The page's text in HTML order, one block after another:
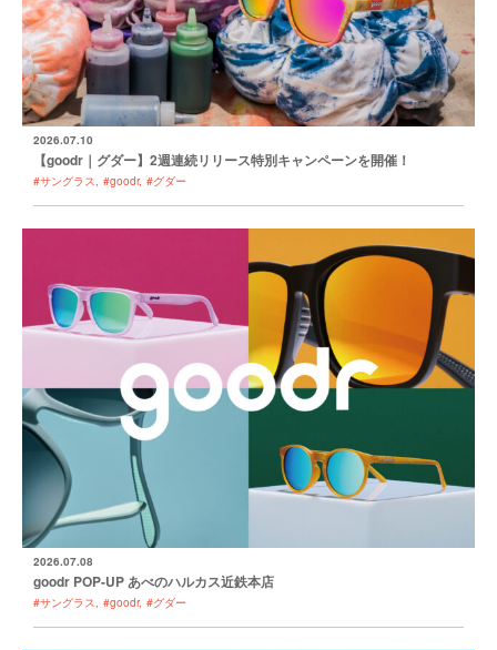
2026.07.10
【goodr｜グダー】2週連続リリース特別キャンペーンを開催！
#サングラス #goodr #グダー
2026.07.08
goodr POP-UP あべのハルカス近鉄本店
#サングラス #goodr #グダー